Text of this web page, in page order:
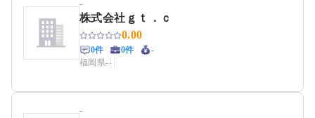
-
株式会社ｇｔ．ｃ
0.00
0件 0件
-
福岡県--
-